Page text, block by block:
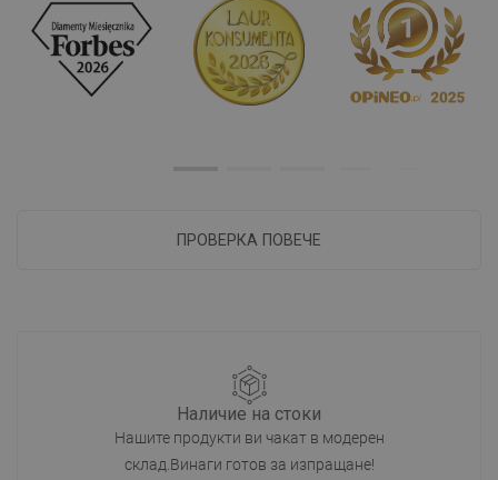
ПРОВЕРКА ПОВЕЧЕ
Наличие на стоки
Нашите продукти ви чакат в модерен
склад.Винаги готов за изпращане!